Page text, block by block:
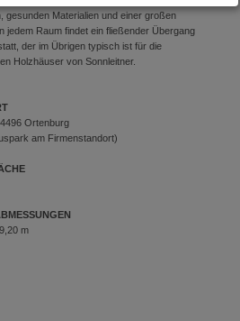
gesunden Materialien und einer großen
jedem Raum findet ein fließender Übergang
der im Übrigen typisch ist für die
Holzhäuser von Sonnleitner.
Ortenburg
am Firmenstandort)
m